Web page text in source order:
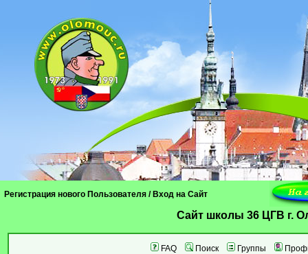
Регистрация нового Пользователя / Вход на Сайт
Cайт школы 36 ЦГВ г.
FAQ Поиск Группы